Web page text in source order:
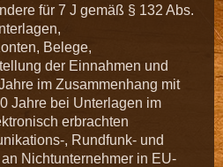
für 7 J gemäß § 132 Abs.
Belege,
der Einnahmen und
im Zusammenhang mit
Jahre bei Unterlagen im
erbrachten
, Rundfunk- und
Nichtunternehmer in EU-